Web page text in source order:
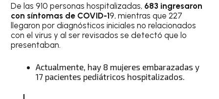
De las 910 personas hospitalizadas, 683 ingresaron
con síntomas de COVID-19, mientras que 227
llegaron por diagnósticos iniciales no relacionados
con el virus y al ser revisados se detectó que lo
presentaban.
Actualmente, hay 8 mujeres embarazadas y
17 pacientes pediátricos hospitalizados.